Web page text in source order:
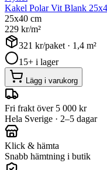
Kakel Polar Vit Blank
25x40 cm
229 kr/m²
321 kr/paket · 1,4 m²
15+ i lager
Lägg i varukorg
Fri frakt över 5 000 kr
Hela Sverige · 2–5 dagar
Klick & hämta
Snabb hämtning i butik